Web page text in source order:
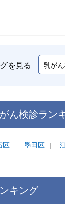
を見る
ん検診ラン
区 墨田区
キング